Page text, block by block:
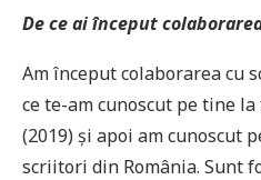
De ce ai început
Am început colaborarea cu
ce te-am cunoscut pe tine
(2019) și apoi am cunoscut
scriitori din România. Sunt